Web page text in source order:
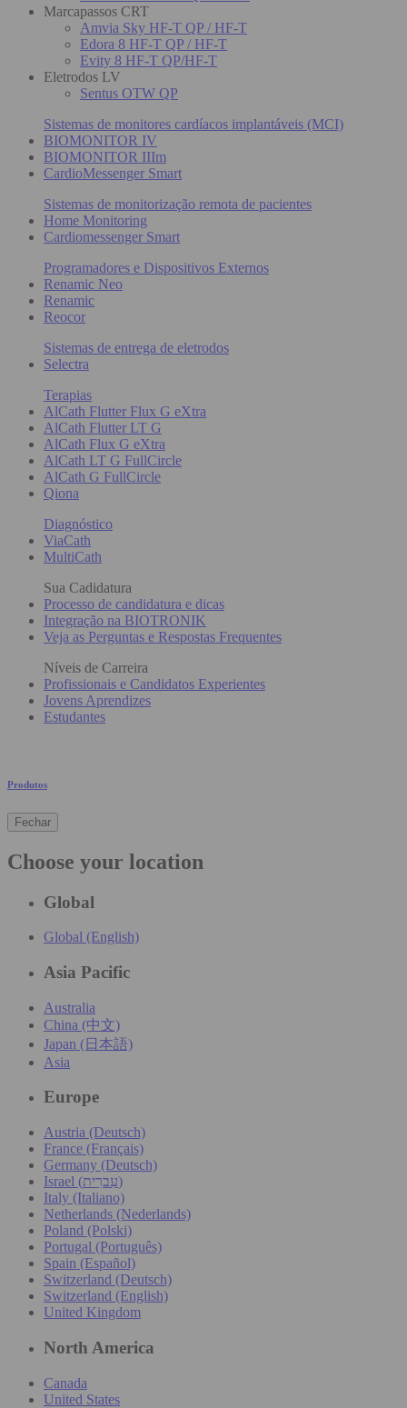
Marcapassos CRT
Amvia Sky HF-T QP / HF-T
Edora 8 HF-T QP / HF-T
Evity 8 HF-T QP/HF-T
Eletrodos LV
Sentus OTW QP
Sistemas de monitores cardíacos implantáveis (MCI)
BIOMONITOR IV
BIOMONITOR IIIm
CardioMessenger Smart
Sistemas de monitorização remota de pacientes
Home Monitoring
Cardiomessenger Smart
Programadores e Dispositivos Externos
Renamic Neo
Renamic
Reocor
Sistemas de entrega de eletrodos
Selectra
Terapias
AlCath Flutter Flux G eXtra
AlCath Flutter LT G
AlCath Flux G eXtra
AlCath LT G FullCircle
AlCath G FullCircle
Qiona
Diagnóstico
ViaCath
MultiCath
Sua Cadidatura
Processo de candidatura e dicas
Integração na BIOTRONIK
Veja as Perguntas e Respostas Frequentes
Níveis de Carreira
Profissionais e Candidatos Experientes
Jovens Aprendizes
Estudantes
Produtos
Fechar
Choose your location
Global
Global (English)
Asia Pacific
Australia
China (中文)
Japan (日本語)
Asia
Europe
Austria (Deutsch)
France (Français)
Germany (Deutsch)
Israel (עִברִית)
Italy (Italiano)
Netherlands (Nederlands)
Poland (Polski)
Portugal (Português)
Spain (Español)
Switzerland (Deutsch)
Switzerland (English)
United Kingdom
North America
Canada
United States